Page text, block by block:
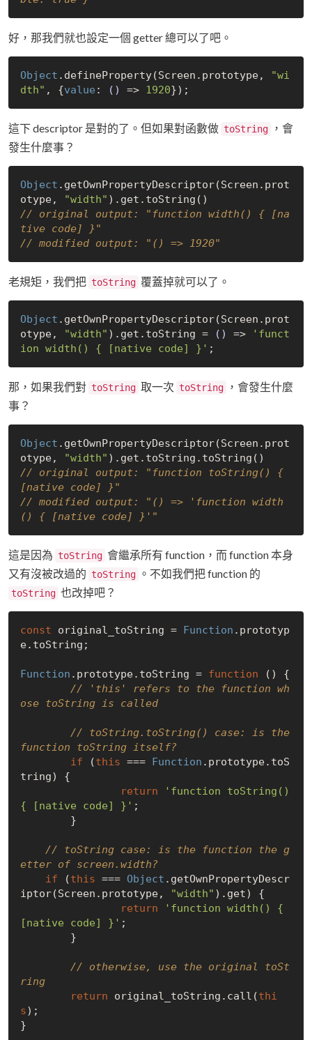
好，那我們就也設定一個 getter 總可以了吧。
Object .defineProperty(Screen.prototype,
"wi
dth" , {value : () => 1920
這下 descriptor 是對的了。但如果對函數做 toString
，會
發生什麼事？
Object .getOwnPropertyDescriptor(Screen.prot
otype,
"width"
// original output: "function width() { [na
tive code] }"
// modified output: "() => 1920"
老規矩，我們把 toString 覆蓋掉就可以了。
Object .getOwnPropertyDescriptor(Screen.prot
otype,
"width" ).get.toString = () =>
'funct
ion width() { [native code] }'
那，如果我們對 toString 取一次 toString
，會發生什麼
事？
Object .getOwnPropertyDescriptor(Screen.prot
otype,
"width"
// original output: "function toString() {
[native code] }"
// modified output: "() => 'function width
() { [native code] }'"
這是因為 toString 會繼承所有 function，而 function 本身
又有沒被改過的 toString 。不如我們把 function 的
toString 也改掉吧？
const original_toString = Function .prototyp
e.toString;
Function .prototype.toString = function ( ) {
// 'this' refers to the function wh
ose toString is called
// toString.toString() case: is the
function toString itself?
if (this === Function .prototype.toS
tring) {
return
'function toString()
{ [native code] }' ;
// toString case: is the function the g
etter of screen.width?
if (this === Object .getOwnPropertyDescr
iptor(Screen.prototype,
"width" ).get) {
return
'function width() {
[native code] }' ;
// otherwise, use the original toSt
ring
return original_toString.call(thi
s);